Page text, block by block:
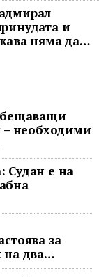
и
няма да
– необходими
Судан е на
за
на два
проекта